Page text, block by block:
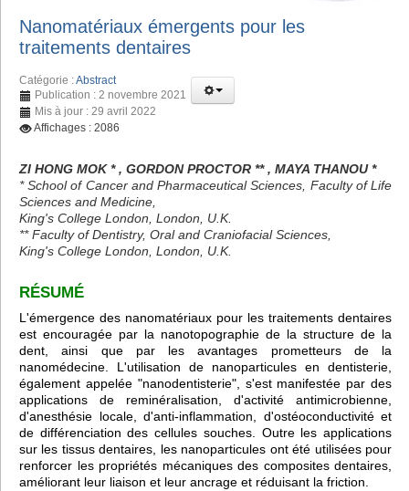
Nanomatériaux émergents pour les
traitements dentaires
Catégorie :Abstract
Publication : 2 novembre 2021
Mis à jour : 29 avril 2022
Affichages : 2086
ZI HONG MOK * , GORDON PROCTOR ** , MAYA THANOU *
* School of Cancer and Pharmaceutical Sciences, Faculty of Life
Sciences and Medicine,
King's College London, London, U.K.
** Faculty of Dentistry, Oral and Craniofacial Sciences,
King's College London, London, U.K.
RÉSUMÉ
L'émergence des nanomatériaux pour les traitements dentaires
est encouragée par la nanotopographie de la structure de la
dent, ainsi que par les avantages prometteurs de la
nanomédecine. L'utilisation de nanoparticules en dentisterie,
également appelée "nanodentisterie", s'est manifestée par des
applications de reminéralisation, d'activité antimicrobienne,
d'anesthésie locale, d'anti-inflammation, d'ostéoconductivité et
de différenciation des cellules souches. Outre les applications
sur les tissus dentaires, les nanoparticules ont été utilisées pour
renforcer les propriétés mécaniques des composites dentaires,
améliorant leur liaison et leur ancrage et réduisant la friction.